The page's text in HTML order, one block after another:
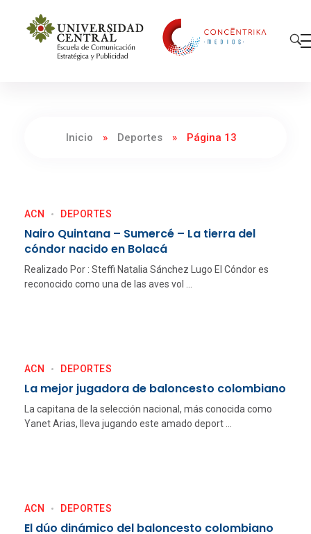
Inicio » Deportes » Página 13
Nairo Quintana – Sumercé – La tierra del
cóndor nacido en Bolacá
ACN DEPORTES
Realizado Por : Steffi Natalia Sánchez Lugo El Cóndor es
reconocido como una de las aves vol ...
La mejor jugadora de baloncesto colombiano
ACN DEPORTES
La capitana de la selección nacional, más conocida como
Yanet Arias, lleva jugando este amado deport ...
El dúo dinámico del baloncesto colombiano
ACN DEPORTES